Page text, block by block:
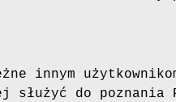
innym
służyć do poznania